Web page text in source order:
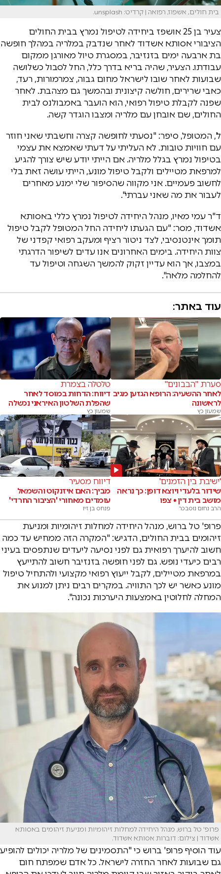
בית חולים, אשפוז, רפואה | קרדיט: unsplash.
צעיר בן 25 אושפז ביחידה לטיפול נמרץ בבית החולים
הציבורי אסותא אשדוד לאחר שנדבק במלריה במהלך חופשה
בת ארבעה ימים בזנזיבר, במסגרת טיול מאורגן ממקום
עבודתו. הצעיר, שהיה בריא בדרך כלל, החל לסבול כשלושה
שבועות לאחר שובו לישראל מחום גבוה, צמרמורות, רעד,
כאבי שרירים, חולשה קיצונית ובהמשך גם מצהבת. לאחר
שפנה לקבלת טיפול רפואי, הוא הועבר באמבולנס לבית
החולים, שם אובחן עם מלריה ומצבו הוגדר קשה.
ל', המטופל, סיפר: "נסעתי לחופשה קצרה וחשבתי שאני חוזר
עם חוויות טובות. לא העליתי על דעתי שאמצא את עצמי
בטיפול נמרץ בגלל מלריה. אם הייתי יודע שיש צורך להגיע
למרפאת מטיילים ולקבל טיפול מונע, הייתי עושה זאת בלי
לחשוב פעמיים. אני מקווה שהסיפור שלי ימנע מאחרים
לעבור את מה שאני עברתי".
ד"ר עמי מאיו, מנהל היחידה לטיפול נמרץ כללי באסותא
אשדוד, מסר: "עם הגעתו ליחידה החל המטופל לקבל טיפול
תומך אינטנסיבי, לצד ניטור רציף ומעקב רפואי קפדני של
צוות היחידה. בימים האחרונים אנו עדים לשיפור הדרגתי
במצבו, אך הוא עדיין זקוק להמשך השגחה וטיפול עד
להחלמה מלאה".
עוד באתר:
סערת "הבבונים"
לאחר ההשעיה: הרופא הגזען מגיב
לראשונה
שמעון כץ
טלטלה בצמרת
דיווח: הדחות במוסד לאחר
שהפלת השלטון האיראני נכשלה
שמעון כץ
'ישיבת בין הזמנים'
שידור בלעדי ויוצא דופן: כך נראה
מושב בית דין • צפו
הרב נחום נוסבכר
דיווח מסעיר
מביך: האם איזנקוט והשמאל
עומדים מאחורי 'הציבור החרדי'
פנחס בן זיו
פרופ' טל ברוש, מנהל היחידה למחלות זיהומיות ומניעת
זיהומים בבית החולים, הדגיש: "המקרה הזה ממחיש עד כמה
חשוב להיערך רפואית גם לפני נסיעה ליעדים שנתפסים בעיני
רבים כיעדי נופש. גם לפני חופשה בזנזיבר חשוב להתייעץ
במרפאת מטיילים, לקבל ייעוץ רפואי מקצועי ולהתחיל טיפול
מונע כאשר יש לכך התוויה. במקרים רבים ניתן למנוע את
המחלה לחלוטין באמצעות היערכות נכונה".
פרופ' טל ברוש, מנהל היחידה למחלות זיהומיות ומניעת זיהומים באסותא
אשדוד | צילום: דוברות אסותא אשדוד.
עוד הוסיף פרופ' ברוש כי "התסמינים של מלריה יכולים להופיע
גם שבועות לאחר החזרה לישראל. כל אדם שמפתח חום